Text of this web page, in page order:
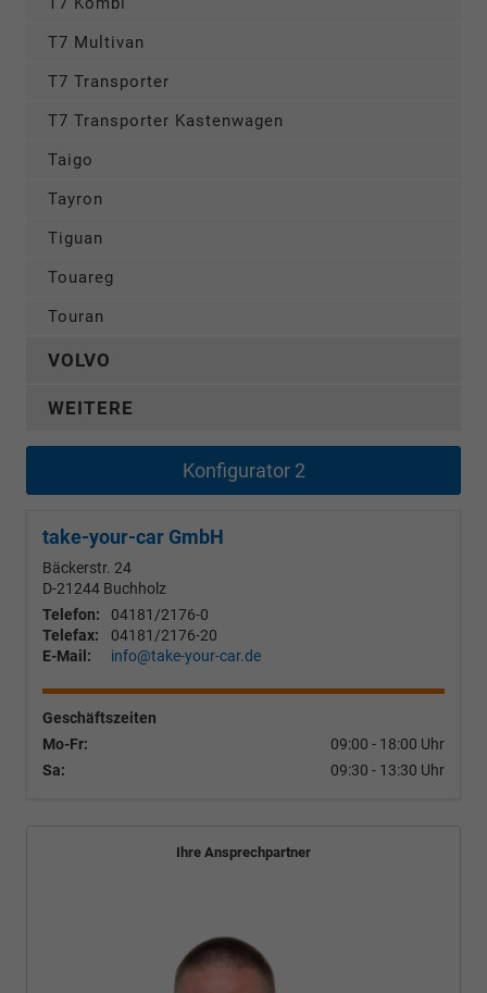
T7 Multivan
T7 Transporter
T7 Transporter Kastenwagen
Taigo
Tayron
Tiguan
Touareg
Touran
VOLVO
WEITERE
Konfigurator 2
take-your-car GmbH
Bäckerstr. 24
D-21244 Buchholz
Telefon:
04181/2176-0
Telefax:
04181/2176-20
E-Mail:
info@take-your-car.de
Geschäftszeiten
Mo-Fr:
09:00 - 18:00 Uhr
Sa:
09:30 - 13:30 Uhr
Ihre Ansprechpartner